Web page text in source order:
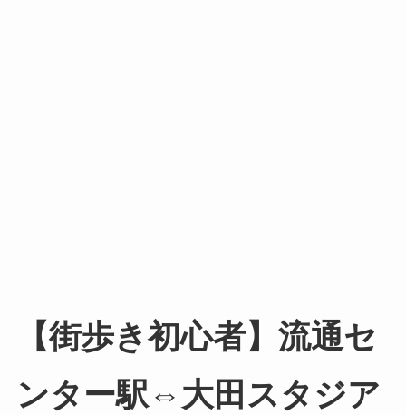
【街歩き初心者】流通セ
ンター駅⇔大田スタジア